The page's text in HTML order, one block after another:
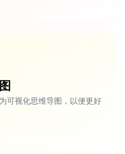
可视化思维导图，以便更好